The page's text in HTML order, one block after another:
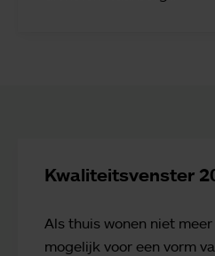
Kwaliteitsvenster
Als thuis wonen niet
mogelijk voor een vorm